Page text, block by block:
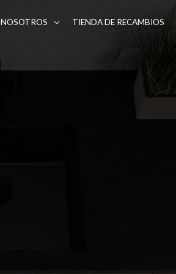
NOSOTROS TIENDA DE RECAMBIOS